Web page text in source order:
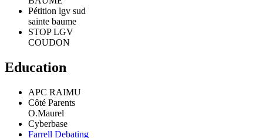
Pétition lgv sud
sainte baume
STOP LGV
COUDON
Education
APC RAIMU
Côté Parents
O.Maurel
Cyberbase
Farrell Debating